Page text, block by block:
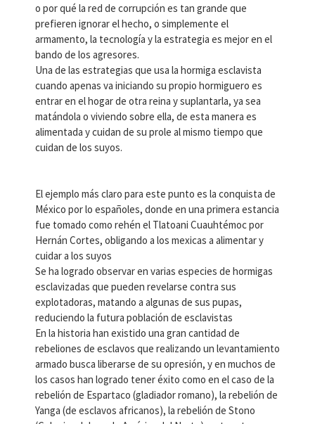
o por qué la red de corrupción es tan grande que
prefieren ignorar el hecho, o simplemente el
armamento, la tecnología y la estrategia es mejor en el
bando de los agresores.
Una de las estrategias que usa la hormiga esclavista
cuando apenas va iniciando su propio hormiguero es
entrar en el hogar de otra reina y suplantarla, ya sea
matándola o viviendo sobre ella, de esta manera es
alimentada y cuidan de su prole al mismo tiempo que
cuidan de los suyos.
El ejemplo más claro para este punto es la conquista de
México por lo españoles, donde en una primera estancia
fue tomado como rehén el Tlatoani Cuauhtémoc por
Hernán Cortes, obligando a los mexicas a alimentar y
cuidar a los suyos
Se ha logrado observar en varias especies de hormigas
esclavizadas que pueden revelarse contra sus
explotadoras, matando a algunas de sus pupas,
reduciendo la futura población de esclavistas
En la historia han existido una gran cantidad de
rebeliones de esclavos que realizando un levantamiento
armado busca liberarse de su opresión, y en muchos de
los casos han logrado tener éxito como en el caso de la
rebelión de Espartaco (gladiador romano), la rebelión de
Yanga (de esclavos africanos), la rebelión de Stono